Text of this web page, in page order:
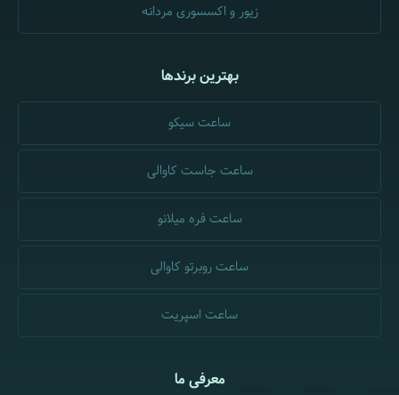
زیور و اکسسوری مردانه
بهترین برندها
ساعت سیکو
ساعت جاست کاوالی
ساعت فره میلانو
ساعت روبرتو کاوالی
ساعت اسپریت
معرفی ما